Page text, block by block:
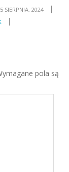
5 SIERPNIA, 2024
pola są